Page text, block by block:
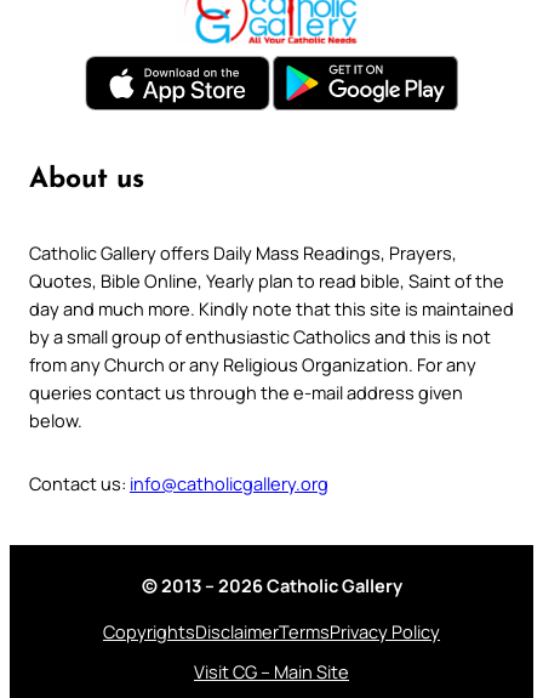
About us
Catholic Gallery offers Daily Mass Readings, Prayers,
Quotes, Bible Online, Yearly plan to read bible, Saint of the
day and much more. Kindly note that this site is maintained
by a small group of enthusiastic Catholics and this is not
from any Church or any Religious Organization. For any
queries contact us through the e-mail address given
below.
Contact us: info@catholicgallery.org
© 2013 – 2026 Catholic Gallery
CopyrightsDisclaimerTermsPrivacy Policy
Visit CG – Main Site